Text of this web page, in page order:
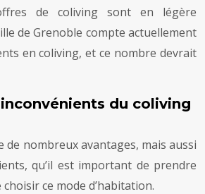
de coliving sont en légère
de Grenoble compte actuellement
en coliving, et ce nombre devrait
du coliving
de nombreux avantages, mais aussi
qu’il est important de prendre
ce mode d’habitation.